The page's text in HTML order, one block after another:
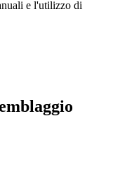
e l'utilizzo di